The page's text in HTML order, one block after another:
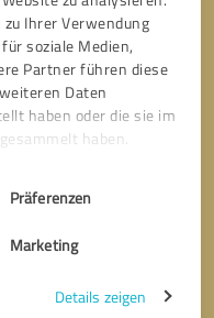
Ihrer Verwendung
soziale Medien,
Partner führen diese
Daten
haben oder die sie im
haben.
Präferenzen
Marketing
Details zeigen